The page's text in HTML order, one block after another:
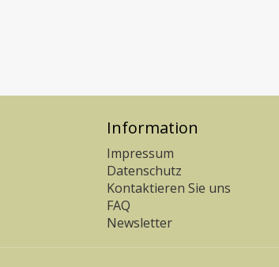
Information
Impressum
Datenschutz
Kontaktieren Sie uns
FAQ
Newsletter